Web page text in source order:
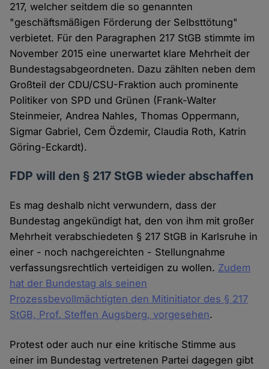
217, welcher seitdem die so genannten
"geschäftsmäßigen Förderung der Selbsttötung"
verbietet. Für den Paragraphen 217 StGB stimmte im
November 2015 eine unerwartet klare Mehrheit der
Bundestagsabgeordneten. Dazu zählten neben dem
Großteil der CDU/CSU-Fraktion auch prominente
Politiker von SPD und Grünen (Frank-Walter
Steinmeier, Andrea Nahles, Thomas Oppermann,
Sigmar Gabriel, Cem Özdemir, Claudia Roth, Katrin
Göring-Eckardt).
FDP will den § 217 StGB wieder abschaffen
Es mag deshalb nicht verwundern, dass der
Bundestag angekündigt hat, den von ihm mit großer
Mehrheit verabschiedeten § 217 StGB in Karlsruhe in
einer - noch nachgereichten - Stellungnahme
verfassungsrechtlich verteidigen zu wollen. Zudem
hat der Bundestag als seinen
Prozessbevollmächtigten den Mitinitiator des § 217
StGB, Prof. Steffen Augsberg, vorgesehen.
Protest oder auch nur eine kritische Stimme aus
einer im Bundestag vertretenen Partei dagegen gibt